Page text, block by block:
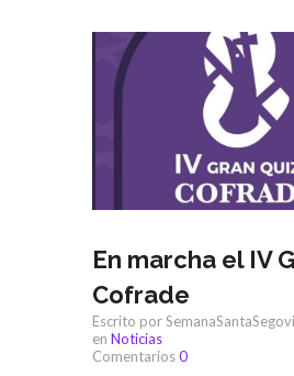
En marcha el IV
Cofrade
Escrito por
en Noticias
Comentarios0